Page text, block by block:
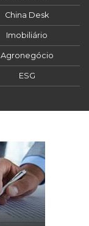
China Desk
Imobiliário
Agronegócio
ESG